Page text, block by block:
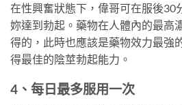
在性興奮狀態下，偉哥可在服後30
妳達到勃起。藥物在人體內的最高
得的，此時也應該是藥物效力最強
得最佳的陰莖勃起能力。
4、每日最多服用一次